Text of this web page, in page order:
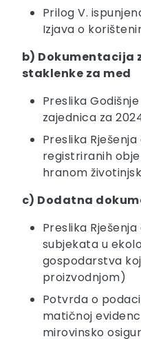
Prilog V.
Izjava o
b) Dokumentacija
staklenke za med
Preslika
zajednica za
Preslika
registriranih
hranom
c) Dodatna
Preslika
subjekata u
gospodarstva
proizvodnjom)
Potvrda o
matičnoj
mirovinsko